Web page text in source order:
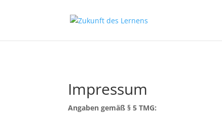
Impressum
Angaben gemäß § 5 TMG: